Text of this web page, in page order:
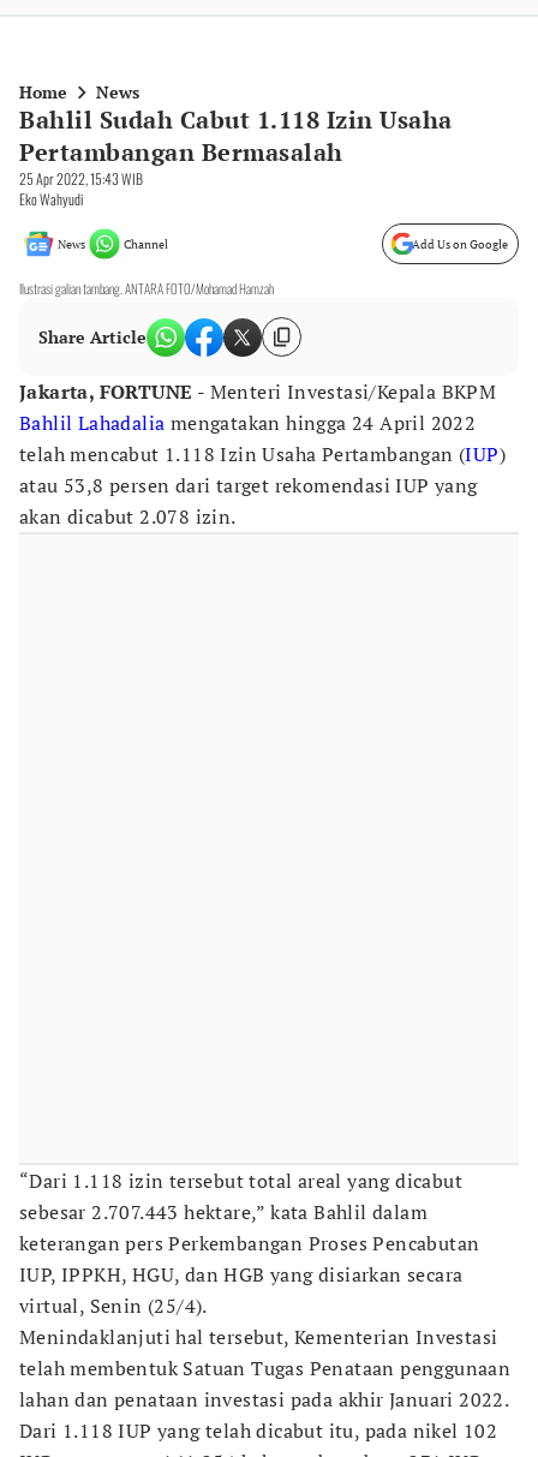
Home News
Bahlil Sudah Cabut 1.118 Izin Usaha
Pertambangan Bermasalah
25 Apr 2022, 15:43 WIB
Eko Wahyudi
News Channel Add Us on Google
Ilustrasi galian tambang. ANTARA FOTO/Mohamad Hamzah
Share Article
Jakarta, FORTUNE - Menteri Investasi/Kepala BKPM
Bahlil Lahadalia mengatakan hingga 24 April 2022
telah mencabut 1.118 Izin Usaha Pertambangan (IUP)
atau 53,8 persen dari target rekomendasi IUP yang
akan dicabut 2.078 izin.
“Dari 1.118 izin tersebut total areal yang dicabut
sebesar 2.707.443 hektare,” kata Bahlil dalam
keterangan pers Perkembangan Proses Pencabutan
IUP, IPPKH, HGU, dan HGB yang disiarkan secara
virtual, Senin (25/4).
Menindaklanjuti hal tersebut, Kementerian Investasi
telah membentuk Satuan Tugas Penataan penggunaan
lahan dan penataan investasi pada akhir Januari 2022.
Dari 1.118 IUP yang telah dicabut itu, pada nikel 102